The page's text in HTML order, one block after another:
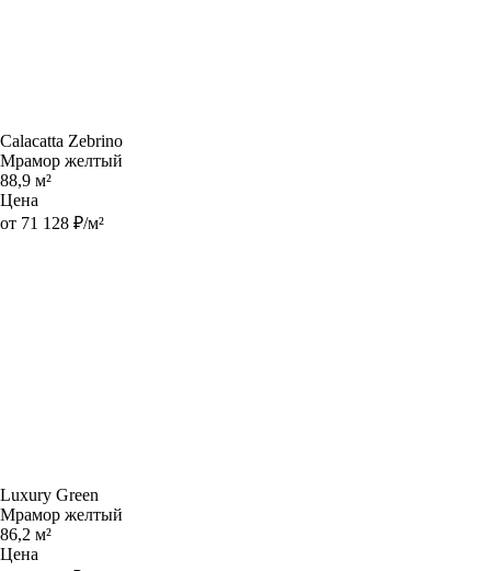
Calacatta Zebrino
Мрамор желтый
88,9 м²
Цена
от 71 128 ₽/м²
Luxury Green
Мрамор желтый
86,2 м²
Цена